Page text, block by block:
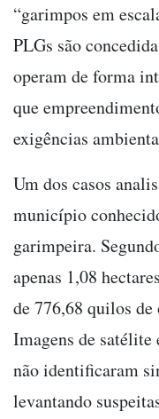
“garimpos em
PLGs são
operam de forma
que
exigências
Um dos casos
município
garimpeira.
apenas 1,08
de 776,68 quilos
Imagens de satélite
não identificaram
levantando